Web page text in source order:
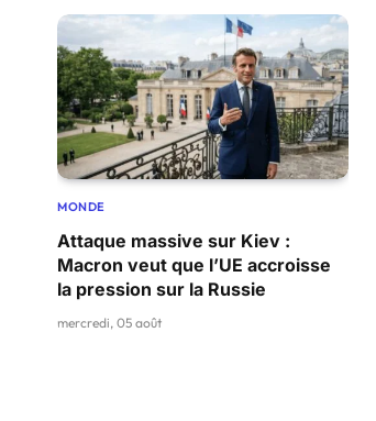
MONDE
Attaque massive sur Kiev :
Macron veut que l’UE accroisse
la pression sur la Russie
mercredi, 05 août